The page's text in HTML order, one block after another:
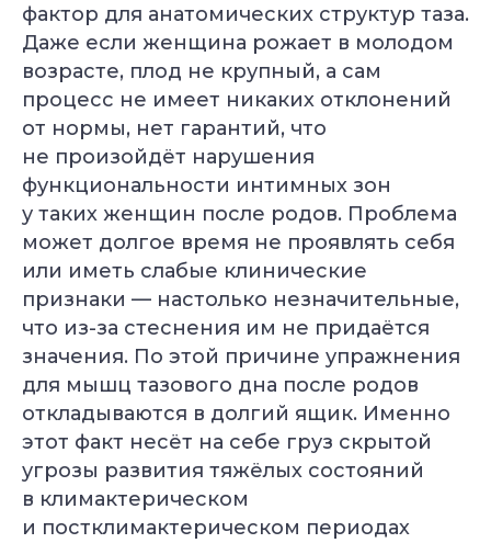
фактор для анатомических структур таза.
Даже если женщина рожает в молодом
возрасте, плод не крупный, а сам
процесс не имеет никаких отклонений
от нормы, нет гарантий, что
не произойдёт нарушения
функциональности интимных зон
у таких женщин после родов. Проблема
может долгое время не проявлять себя
или иметь слабые клинические
признаки — настолько незначительные,
что из-за стеснения им не придаётся
значения. По этой причине упражнения
для мышц тазового дна после родов
откладываются в долгий ящик. Именно
этот факт несёт на себе груз скрытой
угрозы развития тяжёлых состояний
в климактерическом
и постклимактерическом периодах